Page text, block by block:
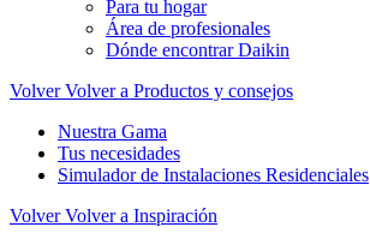
Para tu hogar
Área de profesionales
Dónde encontrar Daikin
Volver Volver a Productos y consejos
Nuestra Gama
Tus necesidades
Simulador de Instalaciones Residenciales
Volver Volver a Inspiración